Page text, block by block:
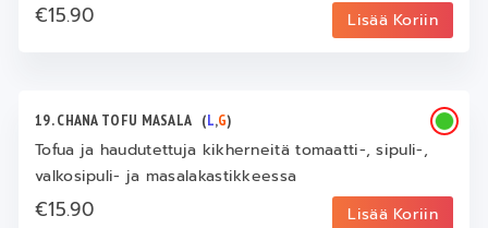
€15.90 Lisää Koriin
19. CHANA TOFU MASALA (L,G)
Tofua ja haudutettuja kikherneitä tomaatti-, sipuli-,
valkosipuli- ja masalakastikkeessa
€15.90 Lisää Koriin